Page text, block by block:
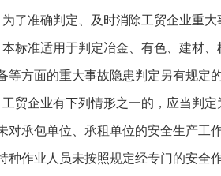
为了准确判定、及时消除工贸企业重
本标准适用于判定冶金、有色、建材
等方面的重大事故隐患判定另有规定
工贸企业有下列情形之一的，应当判定
对承包单位、承租单位的安全生产工
种作业人员未按照规定经专门的安全